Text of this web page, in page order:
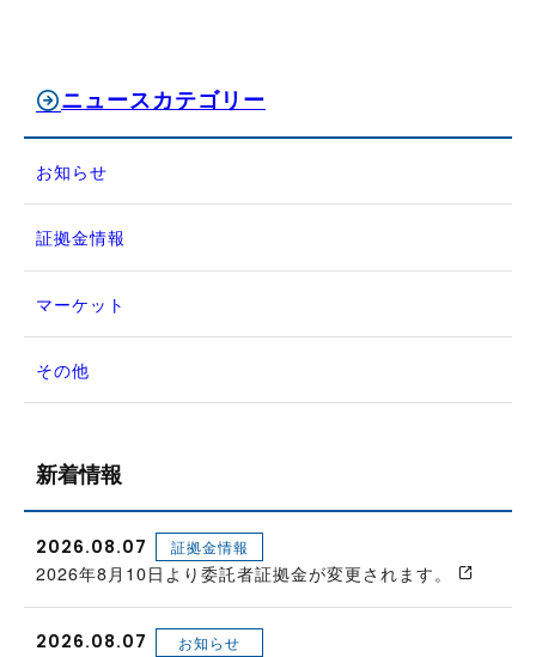
ニュースカテゴリー
お知らせ
証拠金情報
マーケット
その他
新着情報
2026.08.07 証拠金情報
2026年8月10日より委託者証拠金が変更されます。
2026.08.07 お知らせ